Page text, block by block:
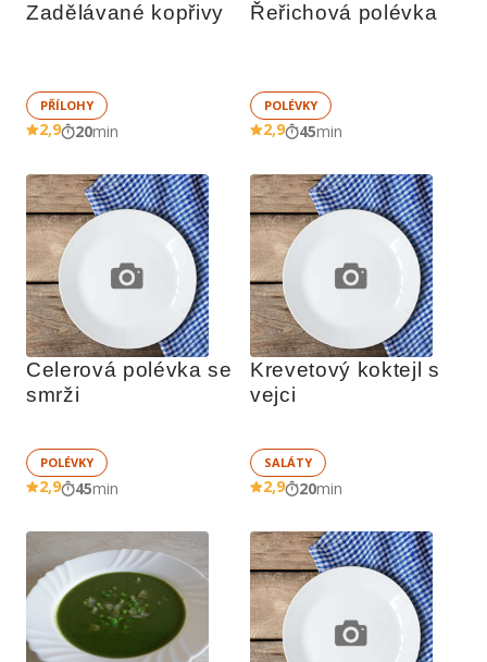
Zadělávané kopřivy
PŘÍLOHY
2,9 20min
Řeřichová polévka
POLÉVKY
2,9 45min
Celerová polévka se
smrži
POLÉVKY
2,9 45min
Krevetový koktejl s
vejci
SALÁTY
2,9 20min